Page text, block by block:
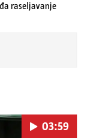
raseljavanje
03:59